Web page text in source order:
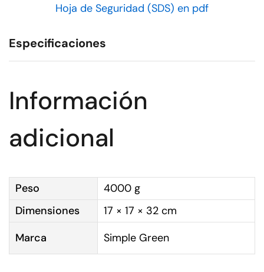
Hoja de Seguridad (SDS) en pdf
Especificaciones
Información
adicional
Peso
4000 g
Dimensiones
17 × 17 × 32 cm
Marca
Simple Green